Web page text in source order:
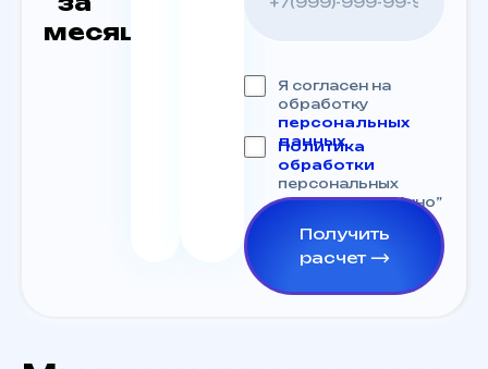
месяц?
Я согласен на
обработку
персональных
данных
Политика
обработки
персональных
данных ООО “Инно”
Получить
расчет ⟶